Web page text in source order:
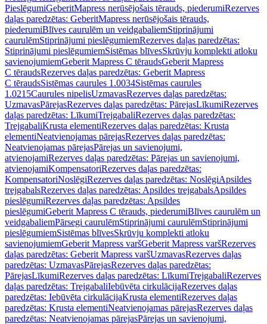
PieslēgumiGeberitMapress nerūsējošais tērauds, piederumiRezerves
daļas paredzētas: GeberitMapress nerūsējošais tērauds,
piederumiBlīves caurulēm un veidgabaliemStiprinājumi
caurulēmStiprinājumi pieslēgumiemRezerves daļas paredzētas:
Stiprinājumi pieslēgumiemSistēmas blīvesSkrūvju komplekti atloku
savienojumiemGeberit Mapress C tēraudsGeberit Mapress
C tēraudsRezerves daļas paredzētas: Geberit Mapress
C tēraudsSistēmas caurules 1.0034Sistēmas caurules
1.0215Caurules nipelisUzmavasRezerves daļas paredzētas:
UzmavasPārejasRezerves daļas paredzētas: PārejasLīkumiRezerves
daļas paredzētas: LīkumiTrejgabaliRezerves daļas paredzētas:
TrejgabaliKrusta elementiRezerves daļas paredzētas: Krusta
elementiNeatvienojamas pārejasRezerves daļas paredzētas:
Neatvienojamas pārejasPārejas un savienojumi,
atvienojamiRezerves daļas paredzētas: Pārejas un savienojumi,
atvienojamiKompensatoriRezerves daļas paredzētas:
KompensatoriNoslēgiRezerves daļas paredzētas: NoslēgiApsildes
trejgabalsRezerves daļas paredzētas: Apsildes trejgabalsApsildes
pieslēgumiRezerves daļas paredzētas: Apsildes
pieslēgumiGeberit Mapress C tērauds, piederumiBlīves caurulēm un
veidgabaliemPārsegi caurulēmStiprinājumi caurulēmStiprinājumi
pieslēgumiemSistēmas blīvesSkrūvju komplekti atloku
savienojumiemGeberit Mapress varšGeberit Mapress varšRezerves
daļas paredzētas: Geberit Mapress varšUzmavasRezerves daļas
paredzētas: UzmavasPārejasRezerves daļas paredzētas:
PārejasLīkumiRezerves daļas paredzētas: LīkumiTrejgabaliRezerves
daļas paredzētas: TrejgabaliIebūvēta cirkulācijaRezerves daļas
paredzētas: Iebūvēta cirkulācijaKrusta elementiRezerves daļas
paredzētas: Krusta elementiNeatvienojamas pārejasRezerves daļas
paredzētas: Neatvienojamas pārejasPārejas un savienojumi,